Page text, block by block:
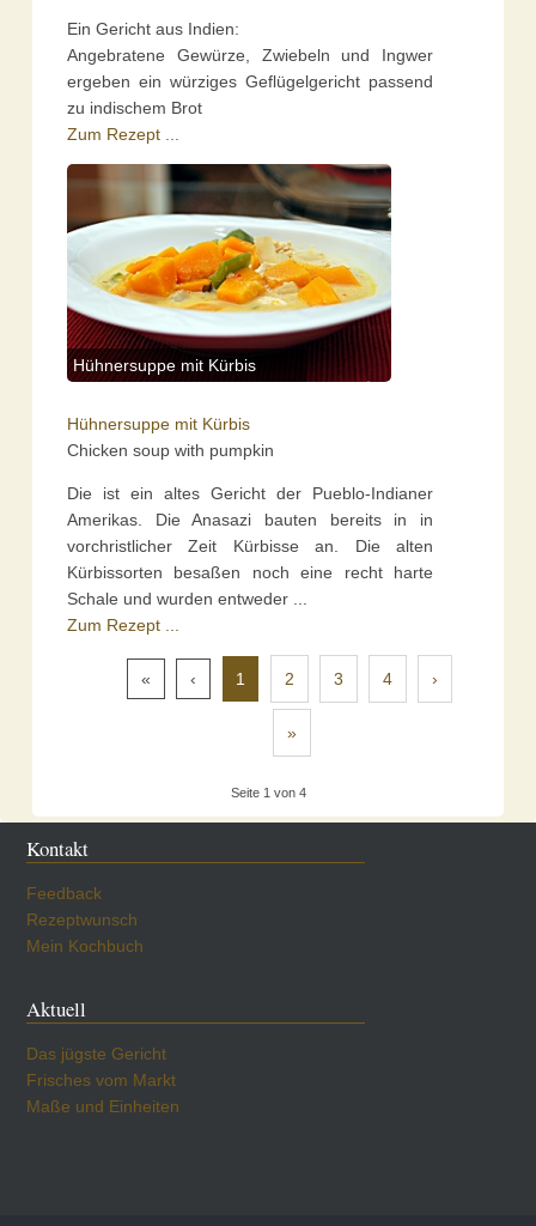
Ein Gericht aus Indien:
Angebratene Gewürze, Zwiebeln und Ingwer
ergeben ein würziges Geflügelgericht passend
zu indischem Brot
Zum Rezept ...
Hühnersuppe mit Kürbis
Hühnersuppe mit Kürbis
Chicken soup with pumpkin
Die ist ein altes Gericht der Pueblo-Indianer
Amerikas. Die Anasazi bauten bereits in in
vorchristlicher Zeit Kürbisse an. Die alten
Kürbissorten besaßen noch eine recht harte
Schale und wurden entweder ...
Zum Rezept ...
« ‹ 1 2 3 4 ›
»
Seite 1 von 4
Kontakt
Feedback
Rezeptwunsch
Mein Kochbuch
Aktuell
Das jügste Gericht
Frisches vom Markt
Maße und Einheiten